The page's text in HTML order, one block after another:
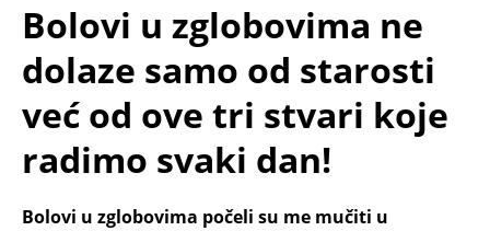
Bolovi u zglobovima ne
dolaze samo od starosti
već od ove tri stvari koje
radimo svaki dan!
Bolovi u zglobovima počeli su me mučiti u